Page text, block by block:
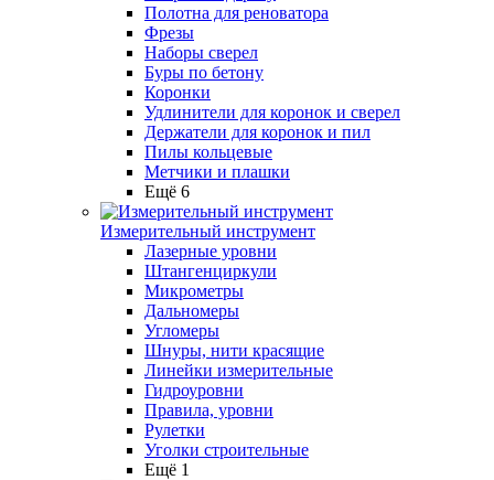
Полотна для реноватора
Фрезы
Наборы сверел
Буры по бетону
Коронки
Удлинители для коронок и сверел
Держатели для коронок и пил
Пилы кольцевые
Метчики и плашки
Ещё 6
Измерительный инструмент
Лазерные уровни
Штангенциркули
Микрометры
Дальномеры
Угломеры
Шнуры, нити красящие
Линейки измерительные
Гидроуровни
Правила, уровни
Рулетки
Уголки строительные
Ещё 1